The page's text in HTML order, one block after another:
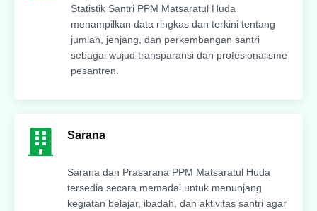
Statistik Santri PPM Matsaratul Huda
menampilkan data ringkas dan terkini tentang
jumlah, jenjang, dan perkembangan santri
sebagai wujud transparansi dan profesionalisme
pesantren.
Sarana
Sarana dan Prasarana PPM Matsaratul Huda
tersedia secara memadai untuk menunjang
kegiatan belajar, ibadah, dan aktivitas santri agar